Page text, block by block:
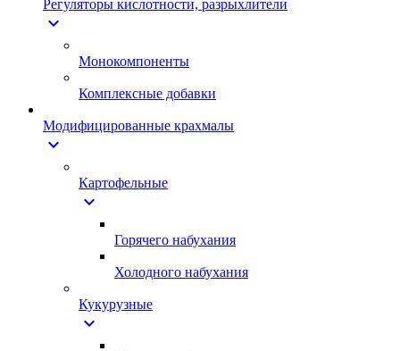
Регуляторы кислотности, разрыхлители
expand_more
Монокомпоненты
Комплексные добавки
Модифицированные крахмалы
expand_more
Картофельные
expand_more
Горячего набухания
Холодного набухания
Кукурузные
expand_more